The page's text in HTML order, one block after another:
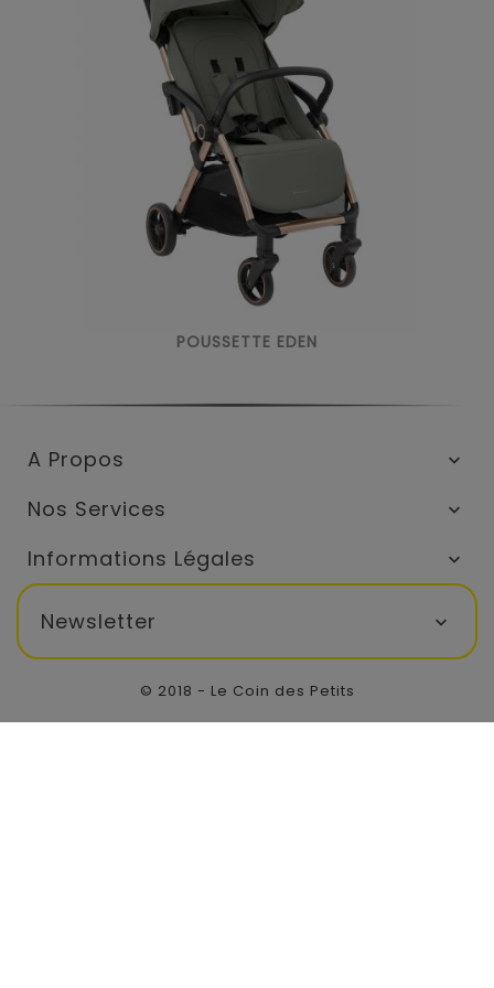
POUSSETTE EDEN
A Propos 
Nos Services 
Informations Légales 
Newsletter 
© 2018 - Le Coin des Petits